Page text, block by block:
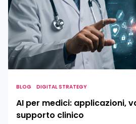
per
medici:
applicazioni,
vantaggi
e
supporto
clinico
BLOG DIGITAL STRATEGY
AI per medici: applicazioni,
supporto clinico